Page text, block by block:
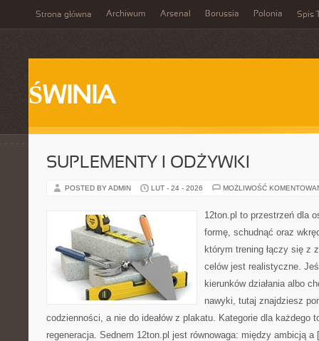
Strona główna Archiwum Arsenal Borussia Polonia Spis
ŚWINIA
SUPLEMENTY I ODŻYWKI
POSTED BY ADMIN LUT - 24 - 2026 MOŻLIWOŚĆ
12ton.pl to przestrzeń dla
formę, schudnąć oraz
którym trening łączy się z
celów jest realistyczne.
kierunków działania albo
nawyki, tutaj znajdziesz
codzienności, a nie do ideałów z plakatu. Kategorie dla każdego
regeneracja. Sednem 12ton.pl jest równowaga: między ambicją